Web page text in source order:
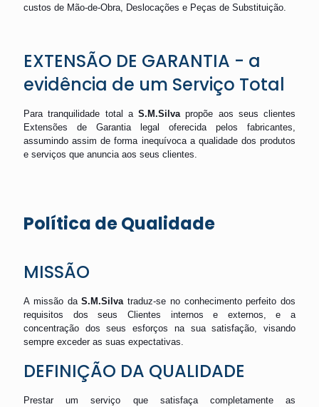
custos de Mão-de-Obra, Deslocações e Peças de Substituição.
EXTENSÃO DE GARANTIA - a
evidência de um Serviço Total
Para tranquilidade total a S.M.Silva propõe aos seus clientes
Extensões de Garantia legal oferecida pelos fabricantes,
assumindo assim de forma inequívoca a qualidade dos produtos
e serviços que anuncia aos seus clientes.
Política de Qualidade
MISSÃO
A missão daS.M.Silva traduz-se no conhecimento perfeito dos
requisitos dos seus Clientes internos e externos, e a
concentração dos seus esforços na sua satisfação, visando
sempre exceder as suas expectativas.
DEFINIÇÃO DA QUALIDADE
Prestar um serviço que satisfaça completamente as